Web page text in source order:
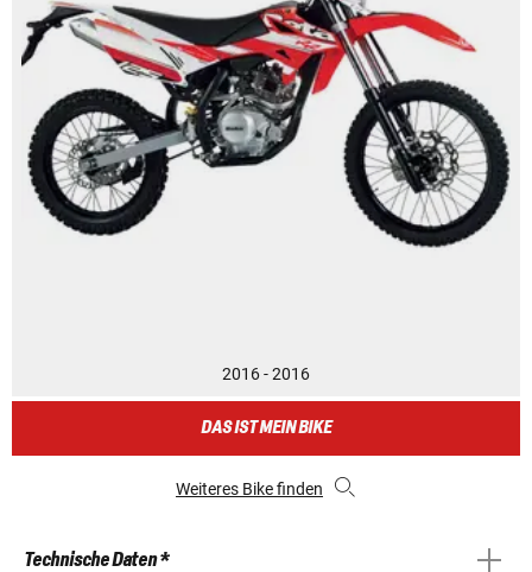
2016 - 2016
DAS IST MEIN BIKE
Weiteres Bike finden
Technische Daten *